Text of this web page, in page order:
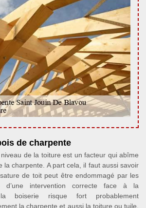
de charpente
niveau de la toiture est un facteur qui abîme
la charpente. A part cela, il faut aussi savoir
de toit peut être endommagé par les
d’une intervention correcte face à la
boiserie risque fort probablement
la charpente et aussi la toiture ou tuile.